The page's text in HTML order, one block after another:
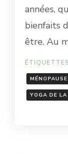
années,
bienfaits
être. Au
MÉNOPAUSE
YOGA DE LA